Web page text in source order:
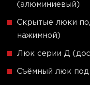
(алюминиевый)
Скрытые люки
нажимной)
Люк серии Д
Съёмный люк под